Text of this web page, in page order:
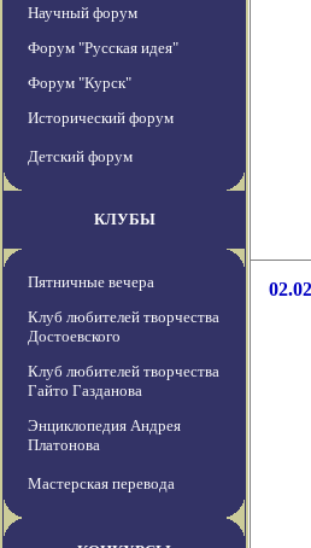
Научный форум
Форум "Русская идея"
Форум "Курск"
Исторический форум
Детский форум
КЛУБЫ
Пятничные вечера
Клуб любителей творчества
Достоевского
Клуб любителей творчества
Гайто Газданова
Энциклопедия Андрея
Платонова
Мастерская перевода